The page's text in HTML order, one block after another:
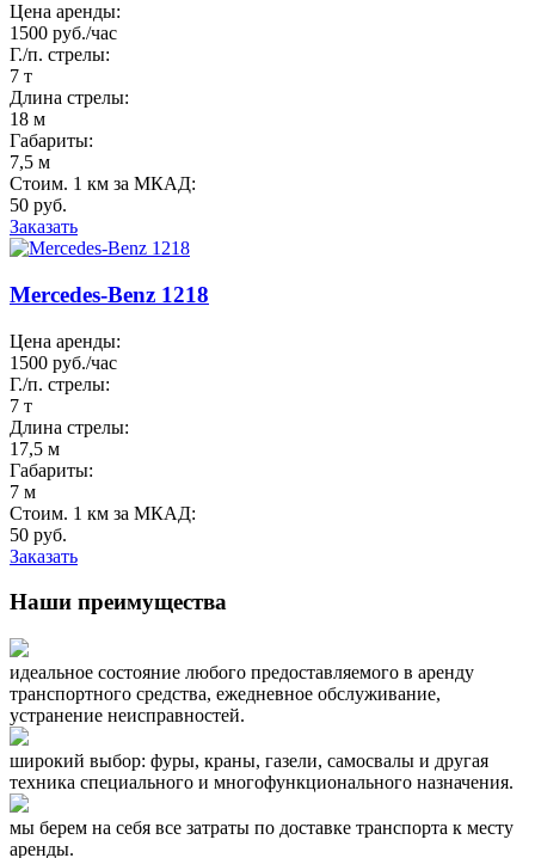
Цена аренды:
1500 руб./час
Г./п. стрелы:
7 т
Длина стрелы:
18 м
Габариты:
7,5 м
Стоим. 1 км за МКАД:
50 руб.
Заказать
Mercedes-Benz 1218
Цена аренды:
1500 руб./час
Г./п. стрелы:
7 т
Длина стрелы:
17,5 м
Габариты:
7 м
Стоим. 1 км за МКАД:
50 руб.
Заказать
Наши преимущества
идеальное состояние любого предоставляемого в аренду
транспортного средства, ежедневное обслуживание,
устранение неисправностей.
широкий выбор: фуры, краны, газели, самосвалы и другая
техника специального и многофункционального назначения.
мы берем на себя все затраты по доставке транспорта к месту
аренды.